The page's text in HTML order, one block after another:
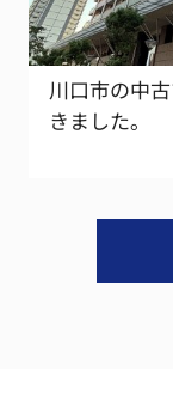
川口市の中
きました。